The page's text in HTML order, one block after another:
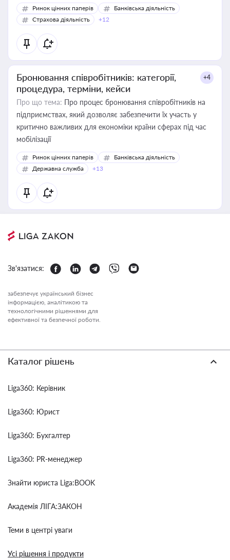
Ринок цінних паперів
Банківська діяльність
Страхова діяльність
+12
Бронювання співробітників: категорії,
процедура, терміни, кейси
+4
Про що тема: Про процес бронювання співробітників на
підприємствах, який дозволяє забезпечити їх участь у
критично важливих для економіки країни сферах під час
мобілізації
Ринок цінних паперів
Банківська діяльність
Державна служба
+13
Зв'язатися:
забезпечує український бізнес
інформацією, аналітикою та
технологічними рішеннями для
ефективної та безпечної роботи.
Каталог рішень
Liga360: Керівник
Liga360: Юрист
Liga360: Бухгалтер
Liga360: PR-менеджер
Знайти юриста Liga:BOOK
Академія ЛІГА:ЗАКОН
Теми в центрі уваги
Усі рішення і продукти